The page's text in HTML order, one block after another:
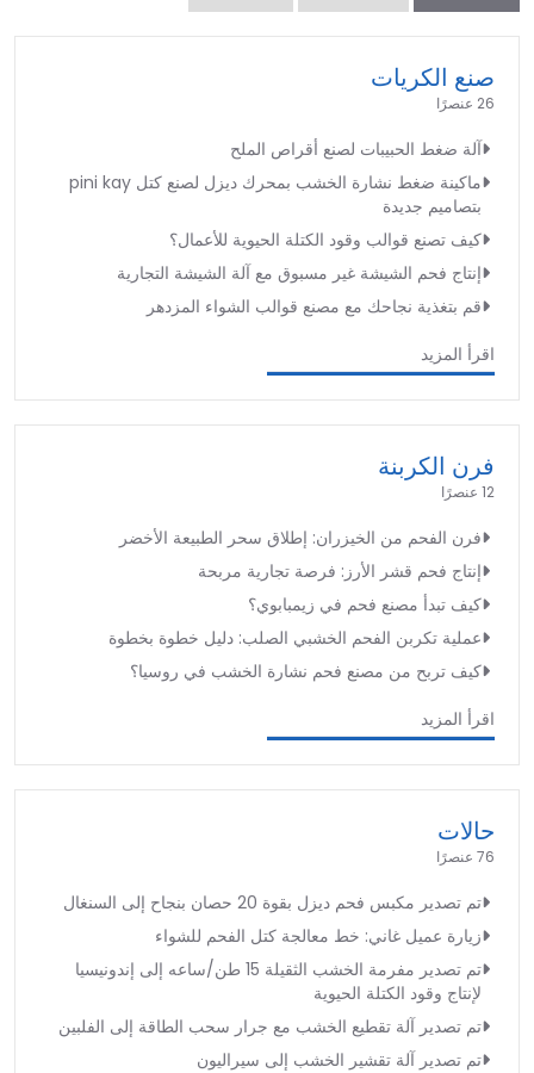
صنع الكريات
26 عنصرًا
آلة ضغط الحبيبات لصنع أقراص الملح
ماكينة ضغط نشارة الخشب بمحرك ديزل لصنع كتل pini kay
بتصاميم جديدة
كيف تصنع قوالب وقود الكتلة الحيوية للأعمال؟
إنتاج فحم الشيشة غير مسبوق مع آلة الشيشة التجارية
قم بتغذية نجاحك مع مصنع قوالب الشواء المزدهر
اقرأ المزيد
فرن الكربنة
12 عنصرًا
فرن الفحم من الخيزران: إطلاق سحر الطبيعة الأخضر
إنتاج فحم قشر الأرز: فرصة تجارية مربحة
كيف تبدأ مصنع فحم في زيمبابوي؟
عملية تكربن الفحم الخشبي الصلب: دليل خطوة بخطوة
كيف تربح من مصنع فحم نشارة الخشب في روسيا؟
اقرأ المزيد
حالات
76 عنصرًا
تم تصدير مكبس فحم ديزل بقوة 20 حصان بنجاح إلى السنغال
زيارة عميل غاني: خط معالجة كتل الفحم للشواء
تم تصدير مفرمة الخشب الثقيلة 15 طن/ساعه إلى إندونيسيا
لإنتاج وقود الكتلة الحيوية
تم تصدير آلة تقطيع الخشب مع جرار سحب الطاقة إلى الفلبين
تم تصدير آلة تقشير الخشب إلى سيراليون